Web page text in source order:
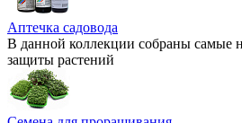
Аптечка садовода
В данной коллекции собраны самые
защиты растений